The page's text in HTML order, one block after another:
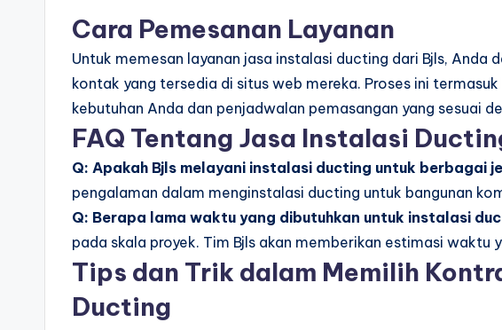
Cara Pemesanan Layanan
Untuk memesan layanan jasa instalasi ducting dari Bjls, Anda
kontak yang tersedia di situs web mereka. Proses ini
kebutuhan Anda dan penjadwalan pemasangan yang sesuai
FAQ Tentang Jasa Instalasi
Q: Apakah Bjls melayani instalasi ducting untuk berbagai
pengalaman dalam menginstalasi ducting untuk bangunan
Q: Berapa lama waktu yang dibutuhkan untuk instalasi
pada skala proyek. Tim Bjls akan memberikan estimasi waktu
Tips dan Trik dalam Memilih
Ducting